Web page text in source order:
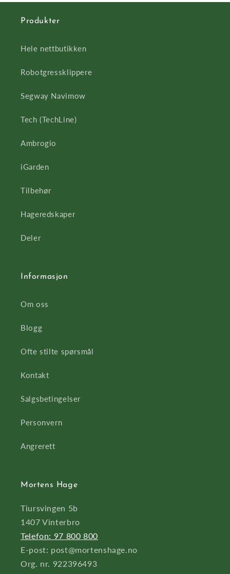
Produkter
Hele nettbutikken
Robotgressklippere
Segway Navimow
Tech (TechLine)
Ambrogio
iGarden
Tilbehør
Hageredskaper
Deler
Informasjon
Om oss
Blogg
Ofte stilte spørsmål
Kontakt
Salgsbetingelser
Personvern
Angrerett
Mortens Hage
Tiursvingen 5b
1407 Vinterbro
Telefon: 97 800 800
E-post: post@mortenshage.no
Org. nr. 922396493